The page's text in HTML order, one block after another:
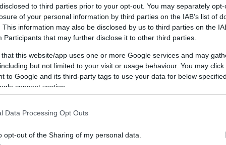
to third parties prior to your opt-out. You may separately
of your personal information by third parties on the IAB’s list of
This information may also be disclosed by us to third parties on the
Participants that may further disclose it to other third parties.
that this website/app uses one or more Google services and may
but not limited to your visit or usage behaviour. You may
to Google and its third-party tags to use your data for below
consent section.
Data Processing Opt Outs
opt-out of the Sharing of my personal data.